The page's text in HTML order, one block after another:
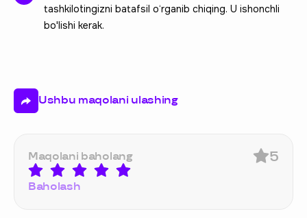
tashkilotingizni batafsil o‘rganib chiqing. U ishonchli
bo'lishi kerak.
Ushbu maqolani ulashing
Maqolani baholang
Baholash
5